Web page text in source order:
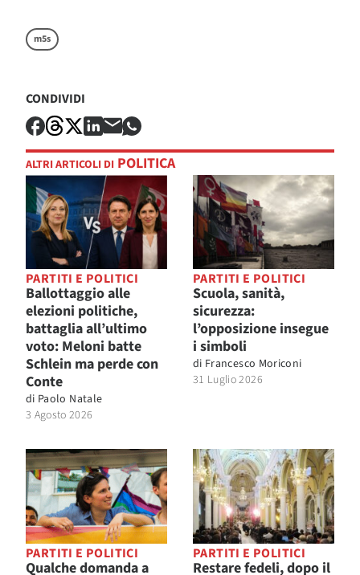
m5s
CONDIVIDI
ALTRI ARTICOLI DI POLITICA
PARTITI E POLITICI
Ballottaggio alle
elezioni politiche,
battaglia all’ultimo
voto: Meloni batte
Schlein ma perde con
Conte
di Paolo Natale
3 Agosto 2026
PARTITI E POLITICI
Scuola, sanità,
sicurezza:
l’opposizione insegue
i simboli
di Francesco Moriconi
31 Luglio 2026
PARTITI E POLITICI
Qualche domanda a
PARTITI E POLITICI
Restare fedeli, dopo il